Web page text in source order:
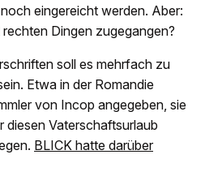
eingereicht werden. Aber:
Dingen zugegangen?
soll es mehrfach zu
Etwa in der Romandie
von Incop angegeben, sie
Vaterschaftsurlaub
BLICK hatte darüber